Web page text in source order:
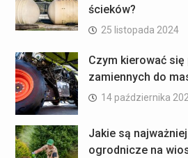
ścieków?
25 listopada 2024
Czym kierować
zamiennych do
14 października
Jakie są
ogrodnicze na